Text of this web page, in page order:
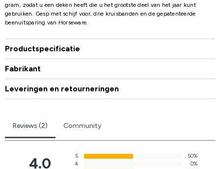
gram, zodat u een deken heeft die u het grootste deel van het jaar kunt
gebruiken. Gesp met schijf voor, drie kruisbanden en de gepatenteerde
beenuitsparing van Horseware.
Productspecificatie
Fabrikant
Leveringen en retourneringen
Reviews (2) Community
4.0 5
50%
4
0%